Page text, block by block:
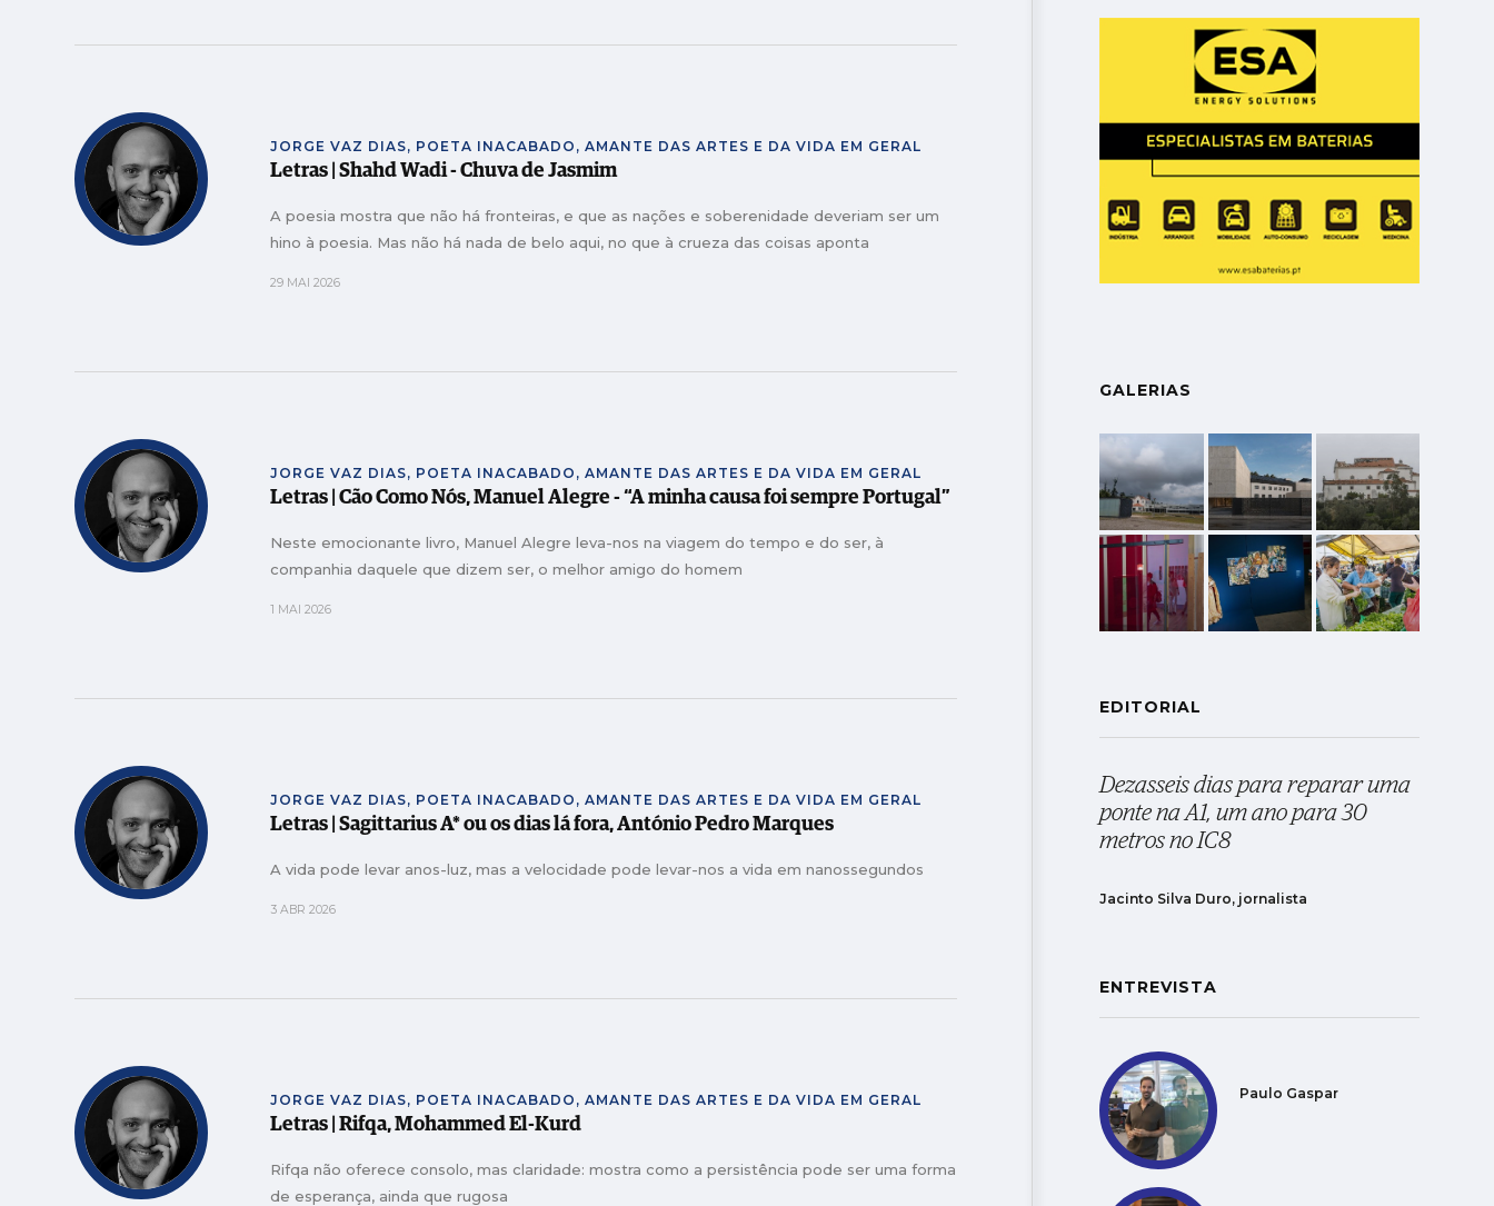
JORGE VAZ DIAS, POETA INACABADO, AMANTE DAS ARTES E DA VIDA EM GERAL
Letras | Shahd Wadi - Chuva de Jasmim
A poesia mostra que não há fronteiras, e que as nações e soberenidade deveriam ser um
hino à poesia. Mas não há nada de belo aqui, no que à crueza das coisas aponta
29 MAI 2026
JORGE VAZ DIAS, POETA INACABADO, AMANTE DAS ARTES E DA VIDA EM GERAL
Letras | Cão Como Nós, Manuel Alegre - “A minha causa foi sempre Portugal”
Neste emocionante livro, Manuel Alegre leva-nos na viagem do tempo e do ser, à
companhia daquele que dizem ser, o melhor amigo do homem
1 MAI 2026
JORGE VAZ DIAS, POETA INACABADO, AMANTE DAS ARTES E DA VIDA EM GERAL
Letras | Sagittarius A* ou os dias lá fora, António Pedro Marques
A vida pode levar anos-luz, mas a velocidade pode levar-nos a vida em nanossegundos
3 ABR 2026
JORGE VAZ DIAS, POETA INACABADO, AMANTE DAS ARTES E DA VIDA EM GERAL
Letras | Rifqa, Mohammed El-Kurd
Rifqa não oferece consolo, mas claridade: mostra como a persistência pode ser uma forma
de esperança, ainda que rugosa
GALERIAS
EDITORIAL
Dezasseis dias para reparar uma
ponte na A1, um ano para 30
metros no IC8
Jacinto Silva Duro, jornalista
ENTREVISTA
Paulo Gaspar